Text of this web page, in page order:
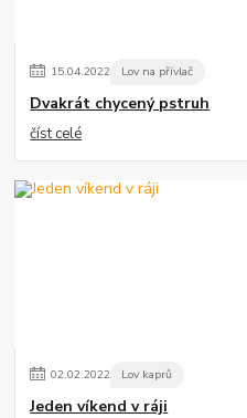
15.04.2022 Lov na přívlač
Dvakrát chycený pstruh
číst celé
02.02.2022 Lov kaprů
Jeden víkend v ráji